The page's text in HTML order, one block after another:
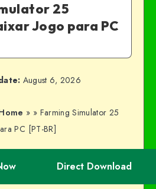
25
Jogo para PC
August 6, 2026
» » Farming Simulator 25
PC [PT-BR]
Direct Download